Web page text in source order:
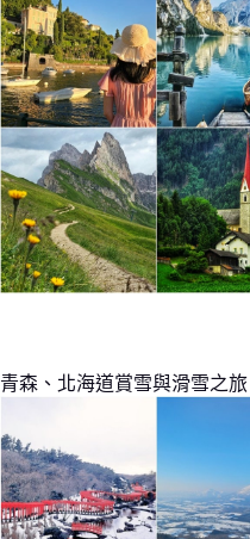
青森、北海道賞雪與滑雪之旅